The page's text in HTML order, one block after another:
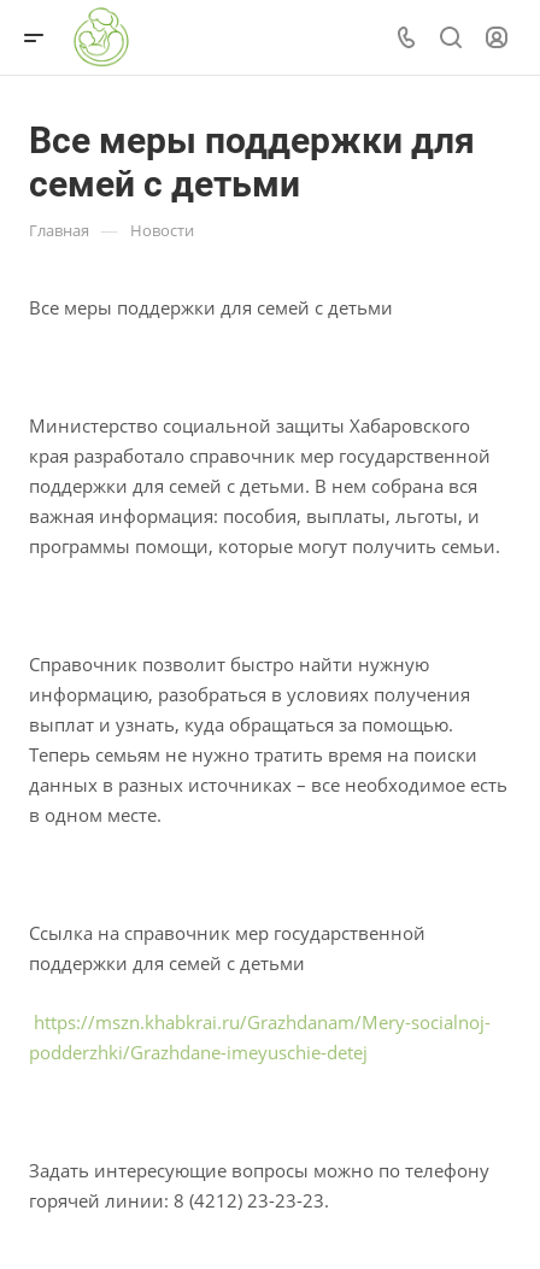
Все меры поддержки для
семей с детьми
Главная — Новости
Все меры поддержки для семей с детьми
Министерство социальной защиты Хабаровского
края разработало справочник мер государственной
поддержки для семей с детьми. В нем собрана вся
важная информация: пособия, выплаты, льготы, и
программы помощи, которые могут получить семьи.
Справочник позволит быстро найти нужную
информацию, разобраться в условиях получения
выплат и узнать, куда обращаться за помощью.
Теперь семьям не нужно тратить время на поиски
данных в разных источниках – все необходимое есть
в одном месте.
Ссылка на справочник мер государственной
поддержки для семей с детьми
https://mszn.khabkrai.ru/Grazhdanam/Mery-socialnoj-
podderzhki/Grazhdane-imeyuschie-detej
Задать интересующие вопросы можно по телефону
горячей линии: 8 (4212) 23-23-23.